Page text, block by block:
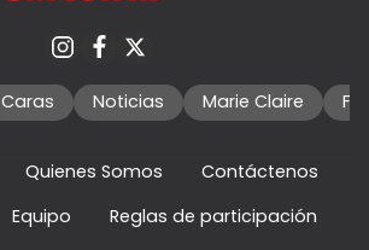
Caras Noticias Marie Claire
Quienes Somos
Contáctenos
Equipo
Reglas de participación